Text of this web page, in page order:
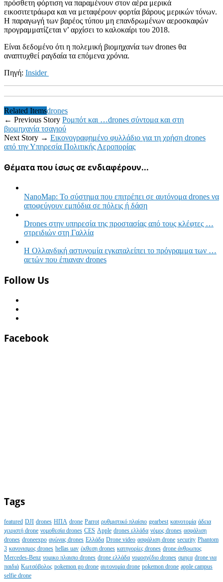
πρόσθετη φόρτιση να παραμένουν στον αέρα μερικά
εικοσιτετράωρα και να μεταφέρουν φορτία βάρους μερικών τόνων.
Η παραγωγή των βαρέος τύπου μη επανδρωμένων αεροσκαφών
προγραμματίζεται ν’ αρχίσει το καλοκαίρι του 2018.
Είναι δεδομένο ότι η πολεμική βιομηχανία των drones θα
αναπτυχθεί ραγδαία τα επόμενα χρόνια.
Πηγή: Insider
Related Itemsdrones
← Previous Story Ρομπότ και …drones σύντομα και στη
βιομηχανία τσαγιού
Next Story → Εικονογραφημένο φυλλάδιο για τη χρήση drones
από την Υπηρεσία Πολιτικής Αεροπορίας
Θέματα που ίσως σε ενδιαφέρουν...
NanoMap: Το σύστημα που επιτρέπει σε αυτόνομα drones να
αποφεύγουν εμπόδια σε πόλεις ή δάση
Drones στην υπηρεσία της προστασίας από τους κλέφτες …
στρειδιών στη Γαλλία
Η Ολλανδική αστυνομία εγκαταλείπει το πρόγραμμα των …
αετών που έπιαναν drones
Follow Us
Facebook
Tags
featured DJI drones ΗΠΑ drone Parrot ρυθμιστικό πλαίσιο gearbest καινοτομία άδεια
χειριστή drone νομοθεσία drones CES Apple drones ελλάδα νόμος drones ασφάλιση
drones droneexpo αγώνας drones Ελλάδα Drone video ασφάλιση drone security Phantom
3 κανονισμος drones hellas uav έκθεση drones κατηγορίες drones drone άνθρωπος
Mercedes-Benz νομικο πλαισιο drones drone ελλάδα νομοσχέδιο drones σμηεα drone για
παιδιά Κωτσόβολος pokemon go drone αυτονομία drone pokemon drone apple campus
selfie drone